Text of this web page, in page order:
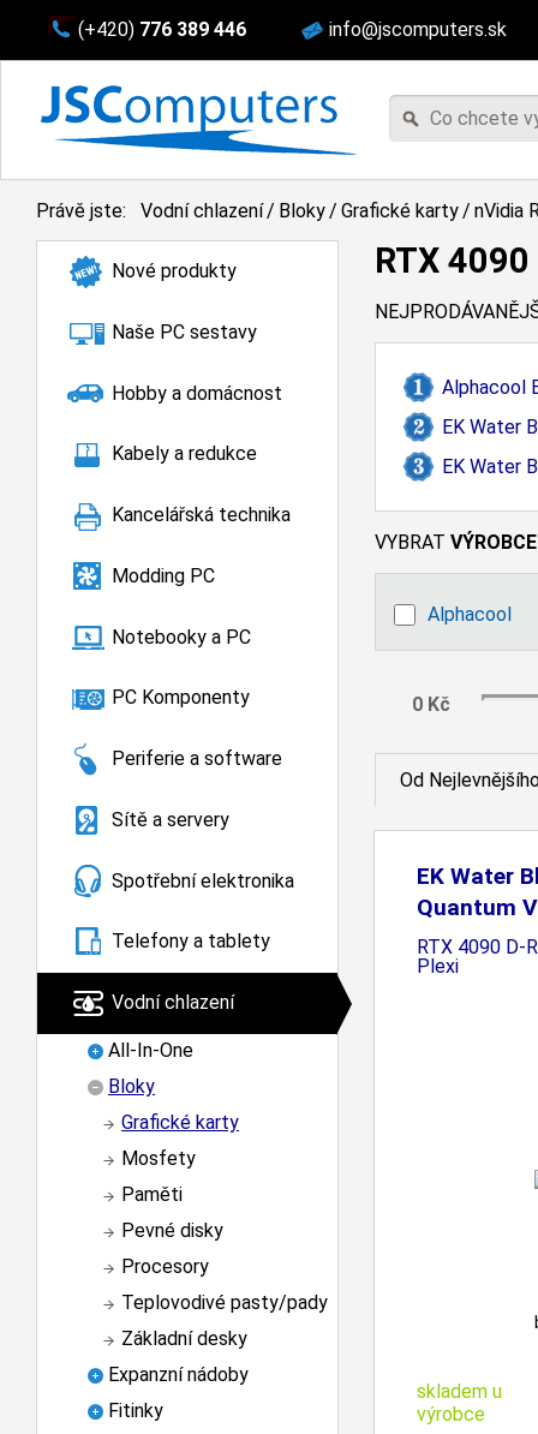
(+420) 776 389 446 info@jscomputers.sk
Právě jste: Vodní chlazení/ Bloky/ Grafické karty/ nVidia
Nové produkty
Naše PC sestavy
Hobby a domácnost
Kabely a redukce
Kancelářská technika
Modding PC
Notebooky a PC
PC Komponenty
Periferie a software
Sítě a servery
Spotřební elektronika
Telefony a tablety
Vodní chlazení
All-In-One
Bloky
Grafické karty
Mosfety
Paměti
Pevné disky
Procesory
Teplovodivé pasty/pady
Základní desky
Expanzní nádoby
Fitinky
RTX 4090
Alphacool
EK Water
EK Water
VYBRAT VÝROBCE
Alphacool
Od
EK Water
Quantum
RTX 4090 D-
Plexi
skladem u
výrobce